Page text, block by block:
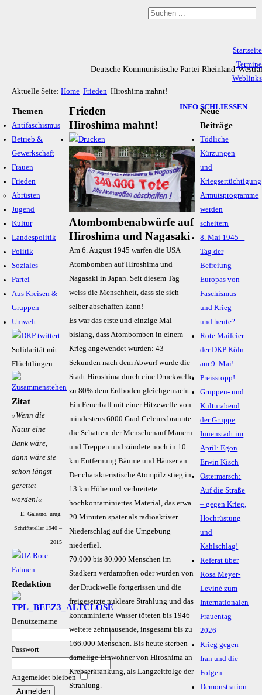
Deutsche Kommunistische Partei Rheinland-
Startseite
Termine
Weblinks
Impressum & Datenschutz
Aktuelle Seite: Home Frieden Hiroshima mahnt!
Themen
Antifaschismus
Betrieb &
Gewerkschaft
Frauen
Frieden
Abrüsten
Jugend
Kultur
Landespolitik
Politik
Soziales
Partei
Aus Kreisen &
Gruppen
Umwelt
Solidarität mit
Flüchtlingen
Zitat
»Wenn die
Natur eine
Bank wäre,
dann wäre sie
schon längst
gerettet
worden!«
E. Galeano, urug.
Schriftsteller 1940 –
2015
Redaktion
Benutzername
Passwort
Angemeldet bleiben
Frieden
Hiroshima mahnt!
Atombombenabwürfe auf
Hiroshima und Nagasaki
Am 6. August 1945 warfen die USA
Atombomben auf Hiroshima und
Nagasaki in Japan. Seit diesem Tag
weiss die Menschheit, dass sie sich
selber abschaffen kann!
Es war das erste und einzige Mal
bislang, dass Atombomben in einem
Krieg angewendet wurden: 43
Sekunden nach dem Abwurf wurde die
Stadt Hiroshima durch eine Druckwelle
zu 80% dem Erdboden gleichgemacht.
Ein Feuerball mit einer Hitzewelle von
mindestens 6000 Grad Celcius brannte
die Schatten der Menschenauf Mauern
und Treppen und zündete noch in 10
km Entfernung Bäume und Häuser an.
Der charakteristische Atompilz stieg in
13 km Höhe und verbreitete
hochkontaminiertes Material, das etwa
20 Minuten später als radioaktiver
Niederschlag auf die Umgebung
niederfiel.
70.000 bis 80.000 Menschen im
Stadkern verdampften oder wurden von
der Druckwelle fortgerissen und die
freigesetzte nukleare Strahlung und das
kontaminierte Wasser töteten bis 1946
weitere zehntausende, insgesamt bis zu
166.000 Menschen. Bis heute sterben
damalige Einwohner von Hiroshima an
Krebserkrankung, als Langzeitfolge der
Strahlung.
INFO SCHLIESSEN
Neue
Beiträge
Tödliche
Kürzungen
und
Kriegsertüchtigung
Armutsprogramme
werden
scheitern
8. Mai 1945 –
Tag der
Befreiung
Europas von
Faschismus
und Krieg –
und heute?
Rote Maifeier
der DKP Köln
am 9. Mai!
Preisstopp!
Gruppen- und
Kulturabend
der Gruppe
Innenstadt im
April: Egon
Erwin Kisch
Ostermarsch:
Auf die Straße
– gegen Krieg,
Hochrüstung
und
Kahlschlag!
Referat über
Rosa Meyer-
Leviné zum
Internationalen
Frauentag
2026
Krieg gegen
Iran und die
Folgen
Demonstration